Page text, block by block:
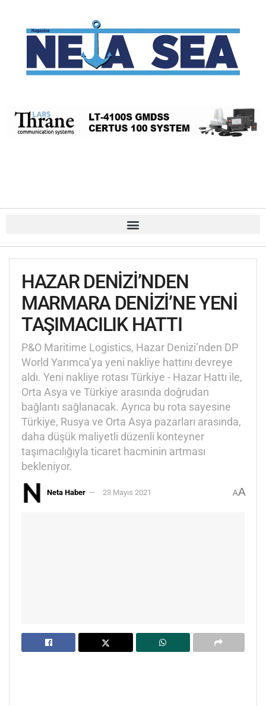
HAZAR DENİZİ’NDEN
MARMARA DENİZİ’NE YENİ
TAŞIMACILIK HATTI
P&O Maritime Logistics, Hazar Denizi’nden DP
World Yarımca’ya yeni nakliye hattını devreye
aldı. Yeni nakliye rotası Türkiye - Hazar Hattı ile,
Orta Asya ve Türkiye arasında doğrudan
bağlantı sağlanacak. Ayrıca bu rota sayesine
Türkiye, Rusya ve Orta Asya pazarları arasında,
daha düşük maliyetli düzenli konteyner
taşımacılığıyla ticaret hacminin artması
bekleniyor.
Neta Haber 23 Mayıs 2021 AA